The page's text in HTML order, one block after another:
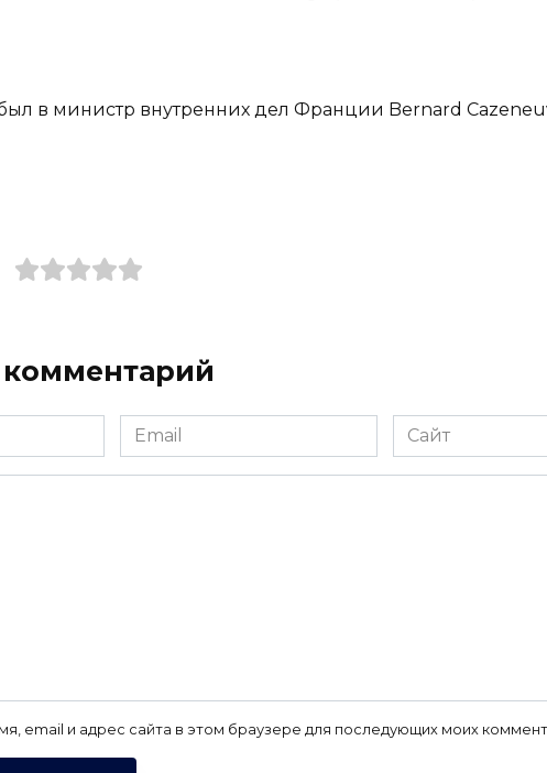
в министр внутренних дел Франции Bernard
Email
*
Сайт
email и адрес сайта в этом браузере для последующих моих